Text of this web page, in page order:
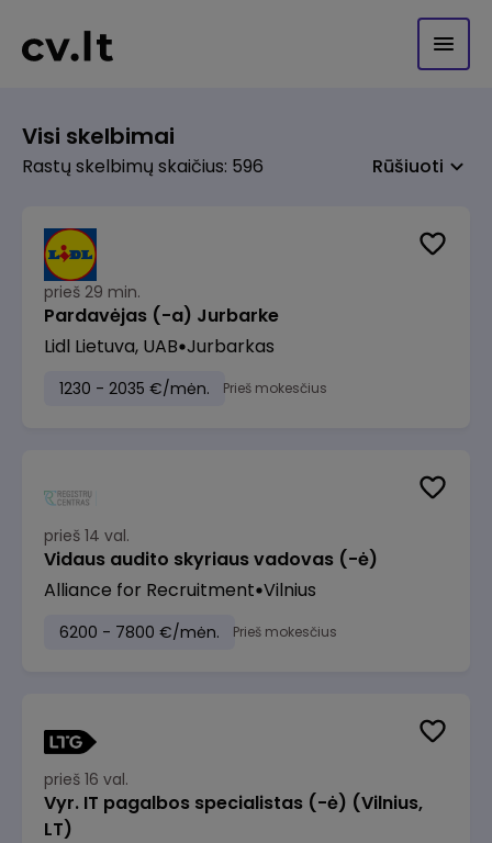
Visi skelbimai
Rastų skelbimų skaičius: 596 Rūšiuoti
prieš 29 min.
Pardavėjas (-a) Jurbarke
Lidl Lietuva, UAB Jurbarkas
1230 - 2035 €/mėn. Prieš mokesčius
prieš 14 val.
Vidaus audito skyriaus vadovas (-ė)
Alliance for Recruitment Vilnius
6200 - 7800 €/mėn. Prieš mokesčius
prieš 16 val.
Vyr. IT pagalbos specialistas (-ė) (Vilnius,
LT)